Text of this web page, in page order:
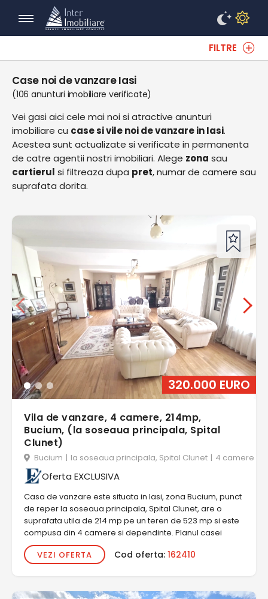
FILTRE
Case noi de vanzare Iasi
(106 anunturi imobiliare verificate)
Vei gasi aici cele mai noi si atractive anunturi
imobiliare cu case si vile noi de vanzare in Iasi.
Acestea sunt actualizate si verificate in permanenta
de catre agentii nostri imobiliari. Alege zona sau
cartierul si filtreaza dupa pret, numar de camere sau
suprafata dorita.
320.000 EURO
Vila de vanzare, 4 camere, 214mp,
Bucium, (la soseaua principala, Spital
Clunet)
Bucium | la soseaua principala, Spital Clunet | 4 camere
Oferta EXCLUSIVA
Casa de vanzare este situata in Iasi, zona Bucium, punct
de reper la soseaua principala, Spital Clunet, are o
suprafata utila de 214 mp pe un teren de 523 mp si este
compusa din 4 camere si dependinte. Planul casei
VEZI OFERTA
Cod oferta: 162410